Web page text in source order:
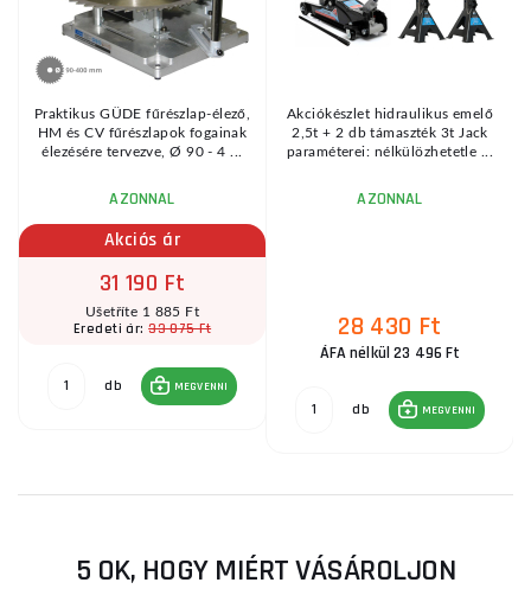
Praktikus GÜDE fűrészlap-élező,
HM és CV fűrészlapok fogainak
élezésére tervezve, Ø 90 - 4 ...
AZONNAL
Akciós ár
31 190 Ft
Ušetříte 1 885 Ft
Eredeti ár:33 075 Ft
db MEGVENNI
Akciókészlet hidraulikus emelő
2,5t + 2 db támaszték 3t Jack
paraméterei: nélkülözhetetle ...
AZONNAL
28 430 Ft
ÁFA nélkül 23 496 Ft
db MEGVENNI
5 OK, HOGY MIÉRT VÁSÁROLJON